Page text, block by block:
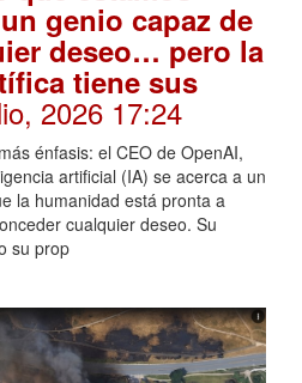
genio capaz de
deseo… pero la
tiene sus
2026 17:24
énfasis: el CEO de OpenAI,
artificial (IA) se acerca a un
la humanidad está pronta a
cualquier deseo. Su
su prop